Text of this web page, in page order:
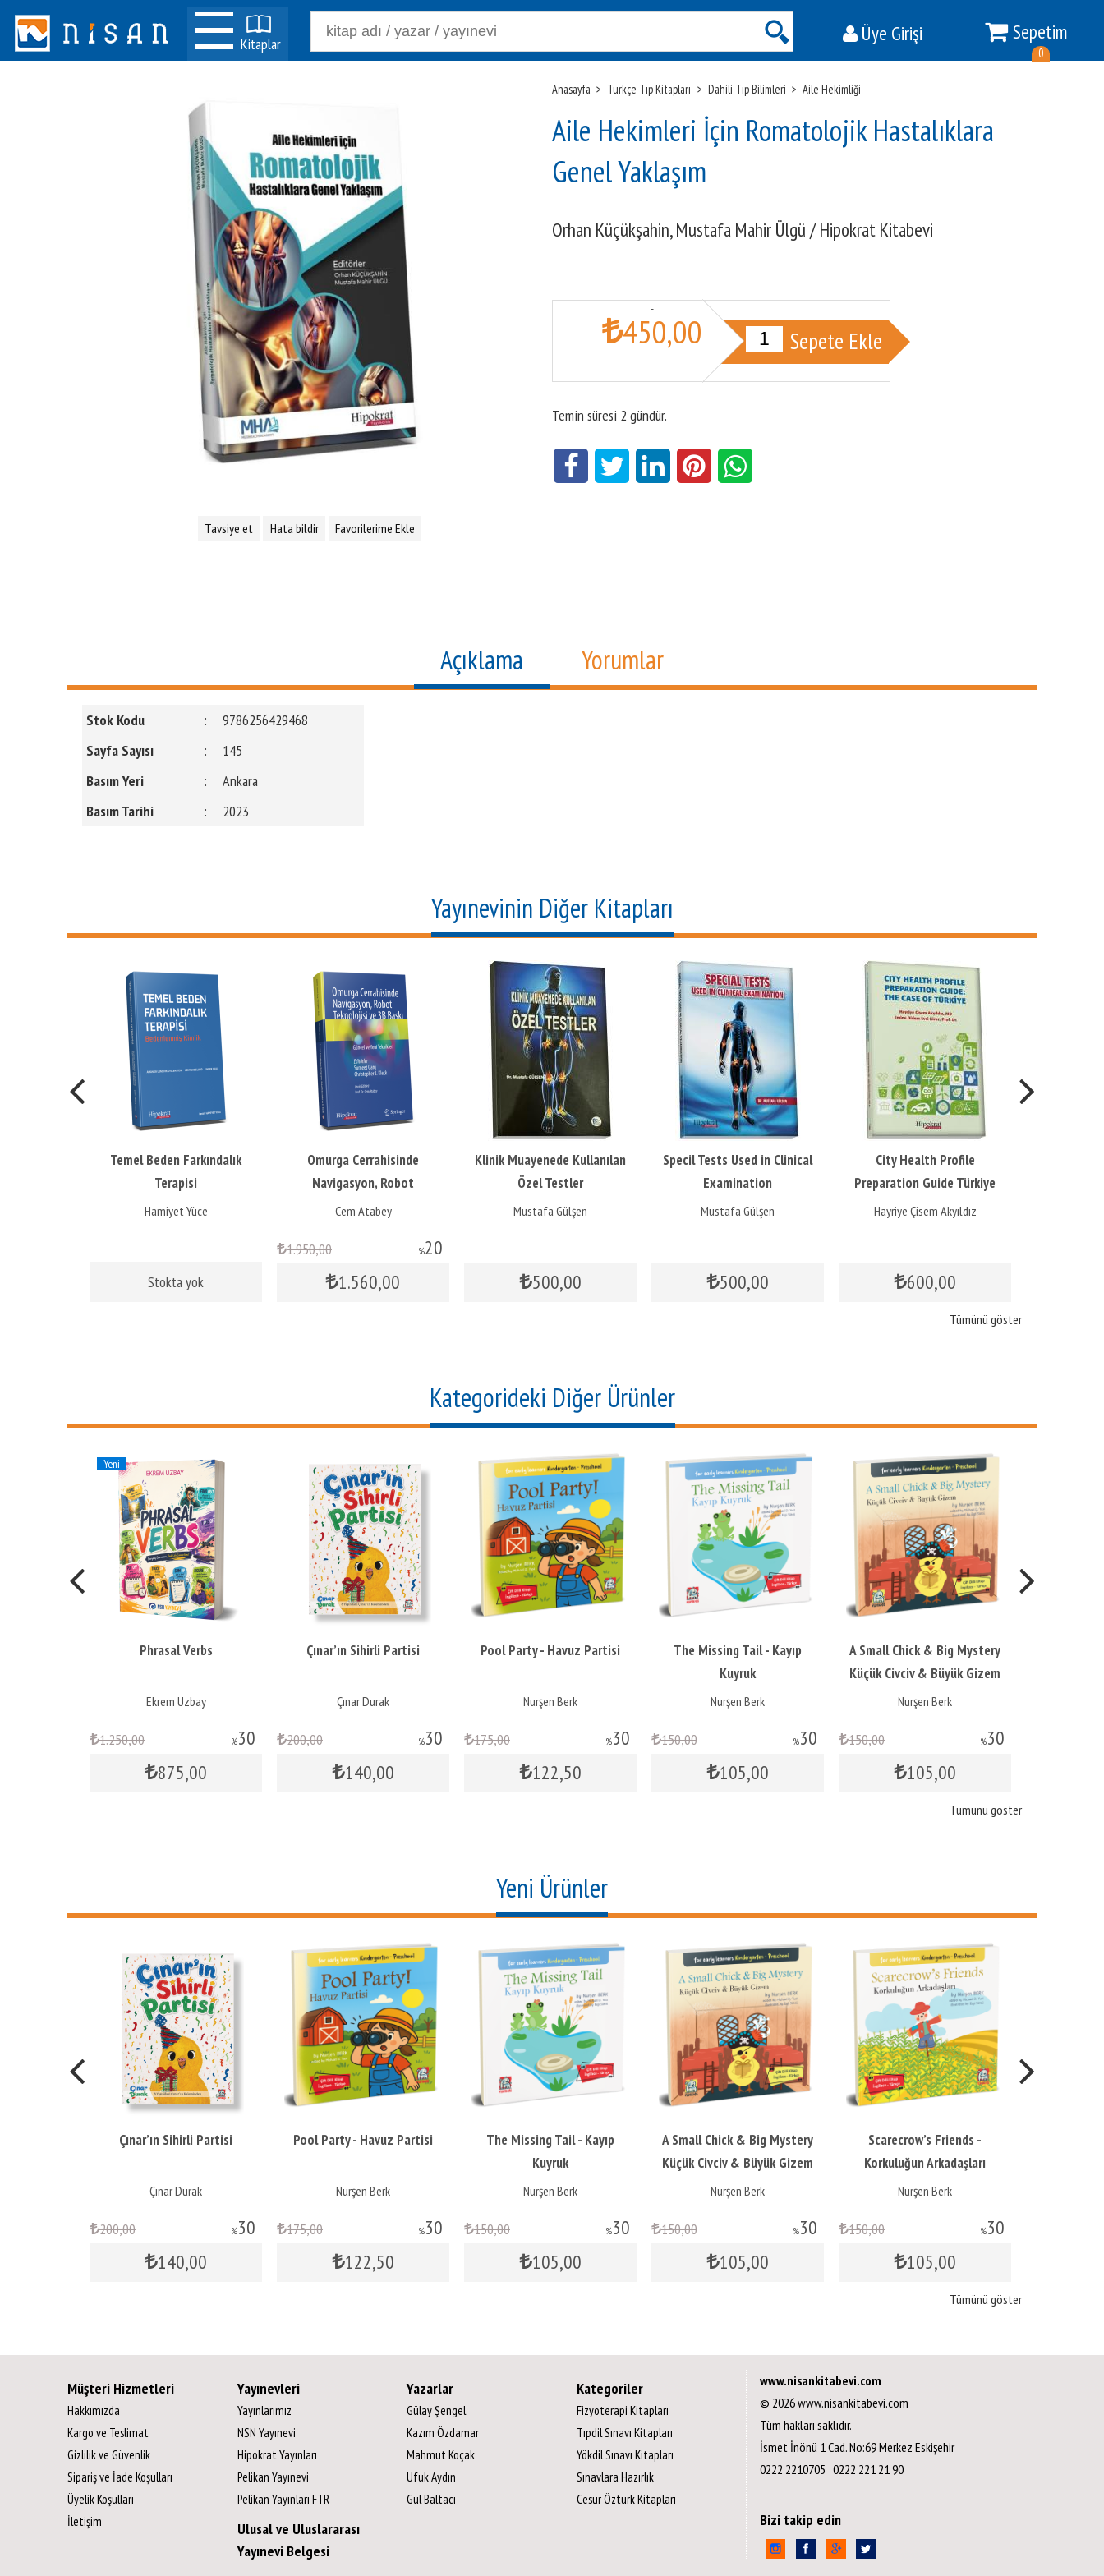
Kitaplar
Ara
Üye Girişi Sepetim
0
Tavsiye et Hata bildir Favorilerime Ekle
Anasayfa > Türkçe Tıp Kitapları > Dahili Tıp Bilimleri > Aile Hekimliği
Aile Hekimleri İçin Romatolojik Hastalıklara
Genel Yaklaşım
Orhan Küçükşahin,Mustafa Mahir Ülgü /Hipokrat Kitabevi
450,00 Sepete Ekle
Temin süresi 2 gündür.
Açıklama Yorumlar
Stok Kodu :
9786256429468
Sayfa Sayısı
:
145
Basım Yeri
:
Ankara
Basım Tarihi
: 2023
Yayınevinin Diğer Kitapları
Temel Beden Farkındalık
Terapisi
Hamiyet Yüce
Stokta yok
Omurga Cerrahisinde
Navigasyon, Robot
Teknolojisi ve 3B Baskı
Cem Atabey
%20
1.950,00
1.560,00
Klinik Muayenede Kullanılan
Özel Testler
Mustafa Gülşen
500,00
Specil Tests Used in Clinical
Examination
Mustafa Gülşen
500,00
City Health Profile
Preparation Guide Türkiye
Example
Hayriye Çisem Akyıldız
600,00
Tümünü göster
Kategorideki Diğer Ürünler
Yeni
Phrasal Verbs
Ekrem Uzbay
%30
1.250,00
875,00
Çınar’ın Sihirli Partisi
Çınar Durak
%30
200,00
140,00
Pool Party - Havuz Partisi
Nurşen Berk
%30
175,00
122,50
The Missing Tail - Kayıp
Kuyruk
Nurşen Berk
%30
150,00
105,00
A Small Chick & Big Mystery
Küçük Civciv & Büyük Gizem
Nurşen Berk
%30
150,00
105,00
Tümünü göster
Yeni Ürünler
Çınar’ın Sihirli Partisi
Çınar Durak
%30
200,00
140,00
Pool Party - Havuz Partisi
Nurşen Berk
%30
175,00
122,50
The Missing Tail - Kayıp
Kuyruk
Nurşen Berk
%30
150,00
105,00
A Small Chick & Big Mystery
Küçük Civciv & Büyük Gizem
Nurşen Berk
%30
150,00
105,00
Scarecrow’s Friends -
Korkuluğun Arkadaşları
Nurşen Berk
%30
150,00
105,00
Tümünü göster
Müşteri Hizmetleri
Hakkımızda
Kargo ve Teslimat
Gizlilik ve Güvenlik
Sipariş ve İade Koşulları
Üyelik Koşulları
İletişim
Yayınevleri
Yayınlarımız
NSN Yayınevi
Hipokrat Yayınları
Pelikan Yayınevi
Pelikan Yayınları FTR
Yazarlar
Gülay Şengel
Kazım Özdamar
Mahmut Koçak
Ufuk Aydın
Gül Baltacı
Kategoriler
Fizyoterapi Kitapları
Tıpdil Sınavı Kitapları
Yökdil Sınavı Kitapları
Sınavlara Hazırlık
Cesur Öztürk Kitapları
Ulusal ve Uluslararası
Yayınevi Belgesi
www.nisankitabevi.com
© 2026 www.nisankitabevi.com
Tüm hakları saklıdır.
İsmet İnönü 1 Cad. No:69 Merkez Eskişehir
0222 2210705 0222 221 21 90
Bizi takip edin